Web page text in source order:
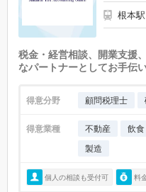
根本駅
税金・経営相談、開業支援
なパートナーとしてお手伝
得意分野 顧問税理士
得意業種 不動産 飲食
製造
個人の相談も受付可 料